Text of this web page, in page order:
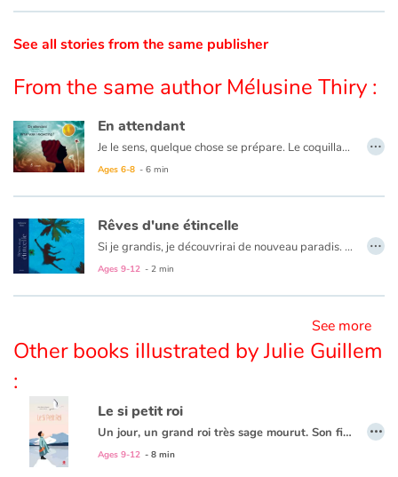
Schools
Libraries
Videos & Tutorials
Blog
French book lists for children
Reading for children
Activities and workshops
Dyslexia and reading disorders
See all stories from the same publisher
From the same author Mélusine Thiry :
En attendant
Je le sens, quelque chose se prépare. Le coquillage de pépé ne ment pas, les nuages et la lune non plus. J’ouvre les yeux, je tends l’oreille, je rêve. Et j’attends…
Ages 6-8 - 6 min
…
Rêves d'une étincelle
Si je grandis, je découvrirai de nouveau paradis. Devenir grand, c’est s’émerveiller autrement.
Ages 9-12 - 2 min
…
See more
Other books illustrated by Julie Guillem
:
Le si petit roi
Un jour, un grand roi très sage mourut. Son fils lui succéda mais il était si jeune ! Comment pourrait-il être aussi fort que son père ? Il missionna ses conseillers à travers le monde afin qu’ils lui rapportent tous les savoirs imaginables. Pendant ce temps, le petit roi entra dans sa vie…
Ages 9-12 - 8 min
…